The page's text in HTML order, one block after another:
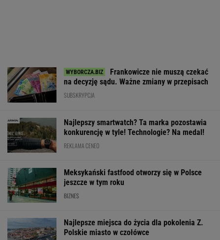
Frankowicze nie muszą czekać
na decyzję sądu. Ważne zmiany w przepisach
SUBSKRYPCJA
Najlepszy smartwatch? Ta marka pozostawia
konkurencję w tyle! Technologie? Na medal!
REKLAMA CENEO
Meksykański fastfood otworzy się w Polsce
jeszcze w tym roku
BIZNES
Najlepsze miejsca do życia dla pokolenia Z.
Polskie miasto w czołówce